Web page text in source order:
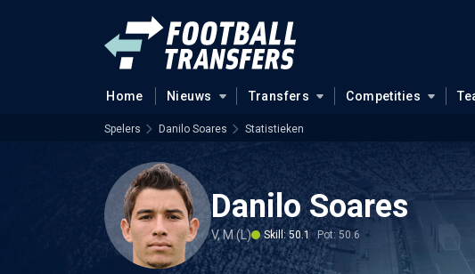
Home Nieuws Transfers Competities
Spelers Danilo Soares Statistieken
Danilo Soares
V, M (L) Skill: 50.1 Pot: 50.6